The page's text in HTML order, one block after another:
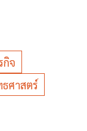
กิจ
ศาสตร์